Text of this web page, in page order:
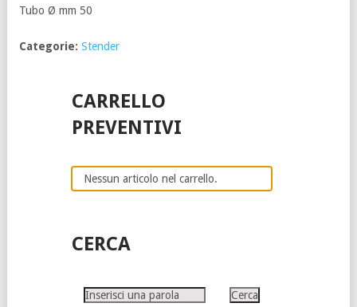
Tubo Ø mm 50
Categorie: Stender
CARRELLO
PREVENTIVI
Nessun articolo nel carrello.
CERCA